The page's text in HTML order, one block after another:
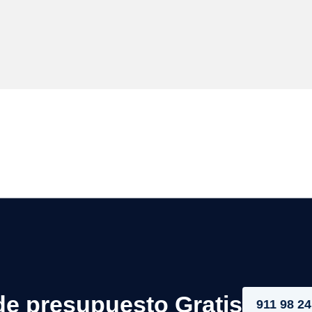
presupuesto Gratis 911 98